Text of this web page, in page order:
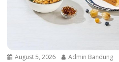
August 5, 2026 Admin Bandung